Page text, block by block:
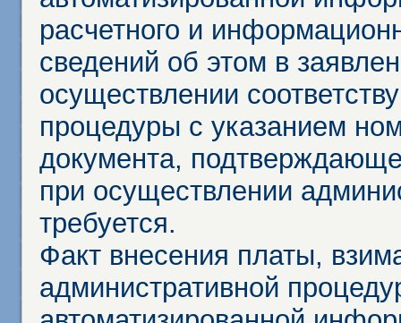
расчетного и
сведений об этом в
осуществлении
процедуры с указанием
документа,
при осуществлении
требуется.
Факт внесения платы,
административной